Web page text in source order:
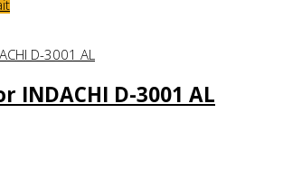
INDACHI D-3001 AL